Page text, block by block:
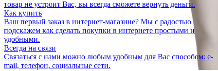
товар не устроит Вас, вы всегда сможете вернуть деньги.
Как купить
Ваш первый заказ в интернет-магазине? Мы с радостью
подскажем как сделать покупки в интернете простыми и
удобными.
Всегда на связи
Связаться с нами можно любым удобным для Вас способом: e-
mail, телефон, социальные сети.